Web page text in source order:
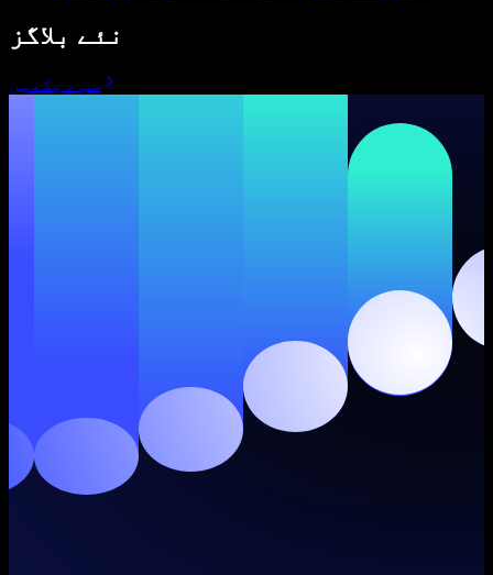
نئے بلاگز
سب دیکھیں